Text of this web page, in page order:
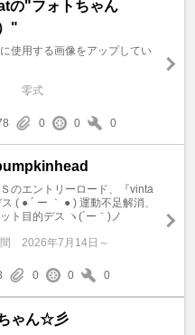
の"フォトちゃん
"
使用する画像をアップしてい
零式
0 0 0
のエントリーロード、『vinta
( ● ´ ー ｀ ● ) 運動不足解消、
ト目的デス ヽ(´ー｀)ノ
2026年7月14日～
0 0 0
ゃん☆彡